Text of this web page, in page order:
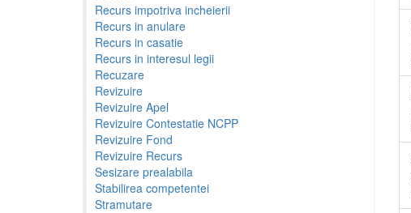
Recurs impotriva incheierii
Recurs in anulare
Recurs in casatie
Recurs in interesul legii
Recuzare
Revizuire
Revizuire Apel
Revizuire Contestatie NCPP
Revizuire Fond
Revizuire Recurs
Sesizare prealabila
Stabilirea competentei
Stramutare